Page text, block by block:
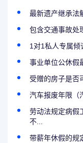
最新遗产继承法
包含交通事故处
1对1私人专属
事业单位公休假
受赠的房子是否
汽车报废年限（
劳动法规定病假
不...
带薪年休假的规